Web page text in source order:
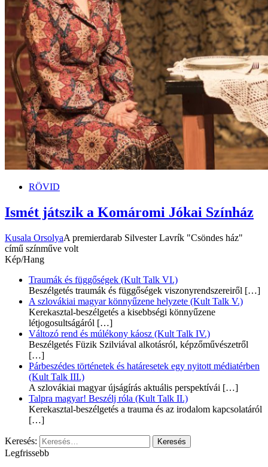
RÖVID
Ismét játszik a Komáromi Jókai Színház
Kusala OrsolyaA premierdarab Silvester Lavrík "Csöndes ház"
című színműve volt
Kép/Hang
Traumák és függőségek (Kult Talk VI.)
Beszélgetés traumák és függőségek viszonyrendszereiről […]
A szlovákiai magyar könnyűzene helyzete (Kult Talk V.)
Kerekasztal-beszélgetés a kisebbségi könnyűzene
létjogosultságáról […]
Változó rend és múlékony káosz (Kult Talk IV.)
Beszélgetés Füzik Szilviával alkotásról, képzőművészetről
[…]
Párbeszédes történetek és határesetek egy nyitott médiatérben
(Kult Talk III.)
A szlovákiai magyar újságírás aktuális perspektívái […]
Talpra magyar! Beszélj róla (Kult Talk II.)
Kerekasztal-beszélgetés a trauma és az irodalom kapcsolatáról
[…]
Keresés:
Legfrissebb